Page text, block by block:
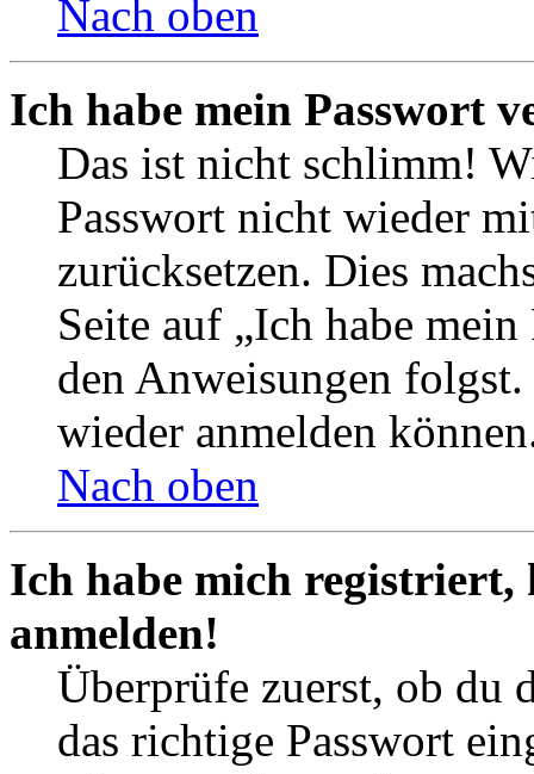
Nach oben
Ich habe mein Passwort
Das ist nicht schlimm!
Passwort nicht wieder
zurücksetzen. Dies
Seite auf „Ich habe
den Anweisungen
wieder anmelden
Nach oben
Ich habe mich
anmelden!
Überprüfe zuerst, ob du
das richtige Passwort